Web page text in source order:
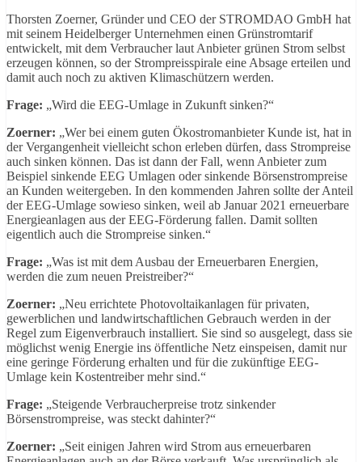
Thorsten Zoerner, Gründer und CEO der STROMDAO GmbH hat
mit seinem Heidelberger Unternehmen einen Grünstromtarif
entwickelt, mit dem Verbraucher laut Anbieter grünen Strom selbst
erzeugen können, so der Strompreisspirale eine Absage erteilen und
damit auch noch zu aktiven Klimaschützern werden.
Frage: „Wird die EEG-Umlage in Zukunft sinken?“
Zoerner: „Wer bei einem guten Ökostromanbieter Kunde ist, hat in
der Vergangenheit vielleicht schon erleben dürfen, dass Strompreise
auch sinken können. Das ist dann der Fall, wenn Anbieter zum
Beispiel sinkende EEG Umlagen oder sinkende Börsenstrompreise
an Kunden weitergeben. In den kommenden Jahren sollte der Anteil
der EEG-Umlage sowieso sinken, weil ab Januar 2021 erneuerbare
Energieanlagen aus der EEG-Förderung fallen. Damit sollten
eigentlich auch die Strompreise sinken.“
Frage: „Was ist mit dem Ausbau der Erneuerbaren Energien,
werden die zum neuen Preistreiber?“
Zoerner: „Neu errichtete Photovoltaikanlagen für privaten,
gewerblichen und landwirtschaftlichen Gebrauch werden in der
Regel zum Eigenverbrauch installiert. Sie sind so ausgelegt, dass sie
möglichst wenig Energie ins öffentliche Netz einspeisen, damit nur
eine geringe Förderung erhalten und für die zukünftige EEG-
Umlage kein Kostentreiber mehr sind.“
Frage: „Steigende Verbraucherpreise trotz sinkender
Börsenstrompreise, was steckt dahinter?“
Zoerner: „Seit einigen Jahren wird Strom aus erneuerbaren